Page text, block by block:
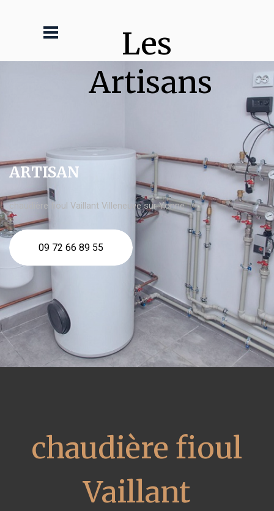
Les
Artisans
ARTISAN
chaudière fioul Vaillant Villeneuve sur Yonne
09 72 66 89 55
chaudière fioul
Vaillant